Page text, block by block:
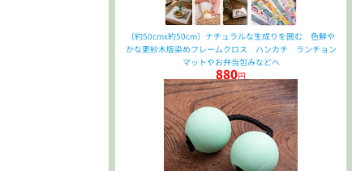
〔約50cmx約50cm〕ナチュラルな生成りを囲む 色鮮や
かな更紗木版染めフレームクロス ハンカチ ランチョン
マットやお弁当包みなどへ
880円